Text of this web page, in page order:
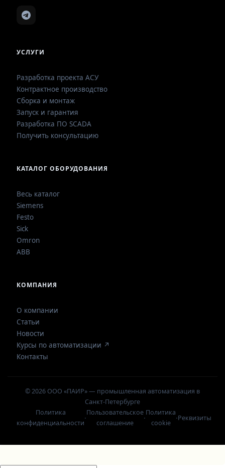
УСЛУГИ
Разработка проекта АСУ
Контрактное производство
Сборка и монтаж
Запуск и гарантия
Разработка ПО SCADA
Получить консультацию
КАТАЛОГ ОБОРУДОВАНИЯ
Весь каталог
Siemens
Festo
Sick
Omron
ABB
КОМПАНИЯ
О компании
Статьи
Новости
Курсы по автоматизации ↗
Контакты
© 2026 ООО «ПАИР» — промышленная автоматизация в
Санкт-Петербурге
Политика
конфиденциальности
·
Пользовательское
соглашение
·
Политика
cookie
·Реквизиты